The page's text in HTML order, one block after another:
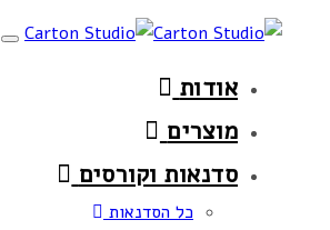
navigation
אודות
מוצרים
סדנאות וקורסים
כל הסדנאות